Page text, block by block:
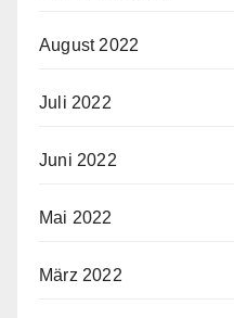
August 2022
Juli 2022
Juni 2022
Mai 2022
März 2022